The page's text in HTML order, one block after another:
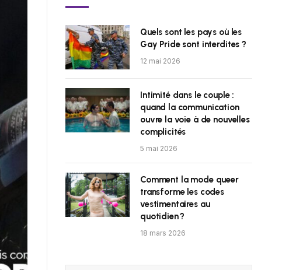
Quels sont les pays où les
Gay Pride sont interdites ?
12 mai 2026
Intimité dans le couple :
quand la communication
ouvre la voie à de nouvelles
complicités
5 mai 2026
Comment la mode queer
transforme les codes
vestimentaires au
quotidien ?
18 mars 2026